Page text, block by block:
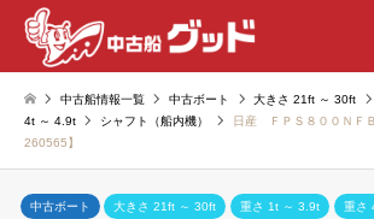
中古船情報一覧 中古ボート 大きさ 21ft ～ 30ft
4t ～ 4.9t
シャフト（船内機）
日産 ＦＰＳ８００ＮＦ
260565】
中古ボート 大きさ 21ft ～ 30ft 重さ 1t ～ 3.9t 重さ